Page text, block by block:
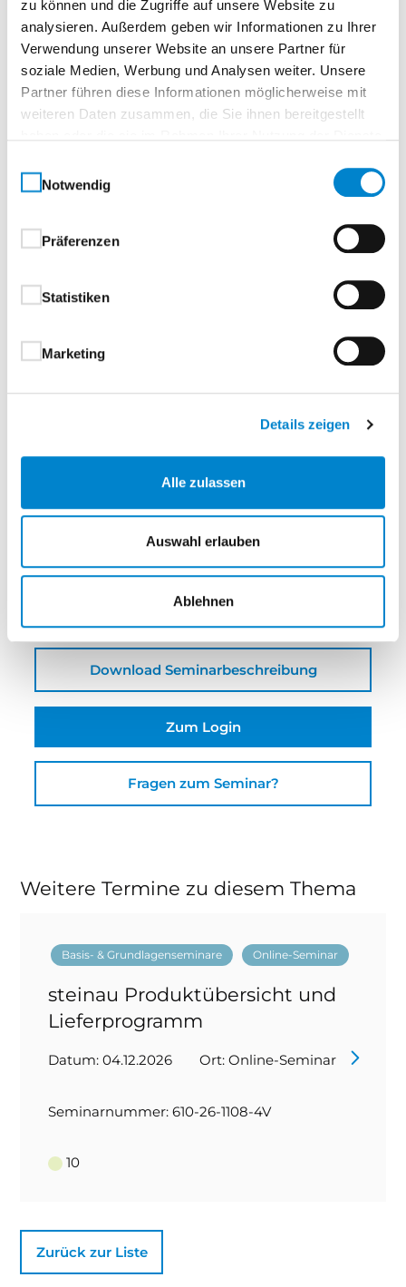
zu können und die Zugriffe auf unsere Website zu
analysieren. Außerdem geben wir Informationen zu Ihrer
Verwendung unserer Website an unsere Partner für
soziale Medien, Werbung und Analysen weiter. Unsere
Partner führen diese Informationen möglicherweise mit
weiteren Daten zusammen, die Sie ihnen bereitgestellt
Notwendig
Präferenzen
Statistiken
Marketing
Details zeigen
Alle zulassen
Auswahl erlauben
Ablehnen
steinau KG
Seminarnummer
610-26-1108-3V
Datum
07:00–08:30 Uhr
10
Ort
Dieser Termin findet digital statt, Online-Seminar
Seminarpreis
€ 0,00
steinau KG
Download Seminarbeschreibung
Zum Login
Fragen zum Seminar?
Weitere Termine zu diesem Thema
Basis- & Grundlagenseminare Online-Seminar
steinau Produktübersicht und
Lieferprogramm
Datum: 04.12.2026 Ort: Online-Seminar
Seminarnummer: 610-26-1108-4V
10
Zurück zur Liste